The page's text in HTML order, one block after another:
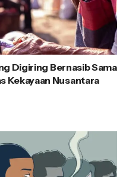
Digiring Bernasib Sama
Kekayaan Nusantara